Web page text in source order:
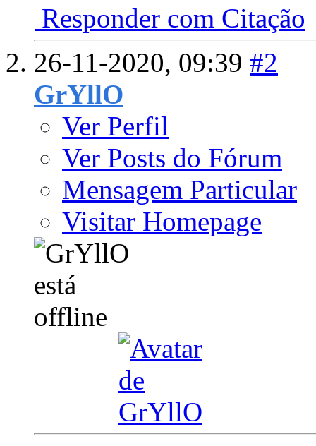
Responder com Citação
26-11-2020, 09:39 #2
GrYllO
Ver Perfil
Ver Posts do Fórum
Mensagem Particular
Visitar Homepage